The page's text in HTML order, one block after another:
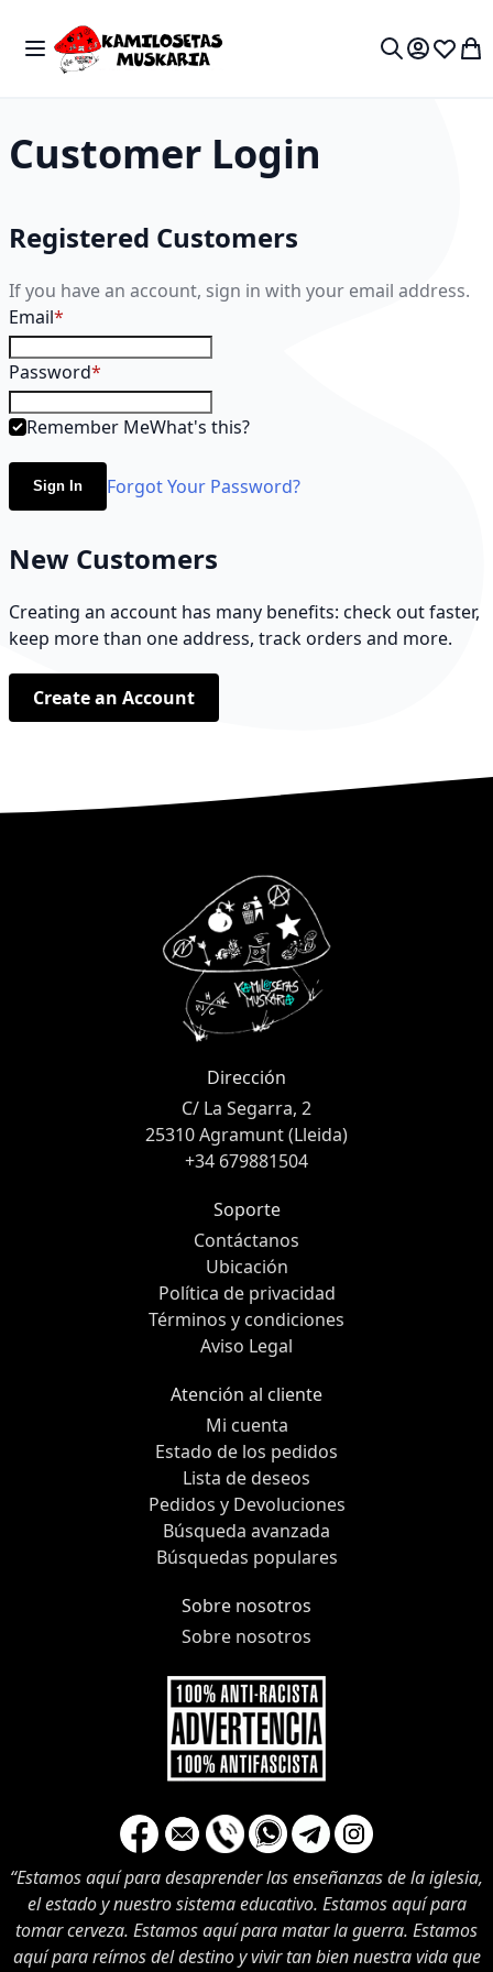
Toggle Nav
My
Customer Login
Registered Customers
If you have an account, sign in with your email address.
Email
Password
Remember MeWhat's this?
Sign In Forgot Your Password?
New Customers
Creating an account has many benefits: check out faster,
keep more than one address, track orders and more.
Create an Account
Dirección
C/ La Segarra, 2
25310 Agramunt (Lleida)
+34 679881504
Soporte
Contáctanos
Ubicación
Política de privacidad
Términos y condiciones
Aviso Legal
Atención al cliente
Mi cuenta
Estado de los pedidos
Lista de deseos
Pedidos y Devoluciones
Búsqueda avanzada
Búsquedas populares
Sobre nosotros
Sobre nosotros
“Estamos aquí para desaprender las enseñanzas de la iglesia,
el estado y nuestro sistema educativo. Estamos aquí para
tomar cerveza. Estamos aquí para matar la guerra. Estamos
aquí para reírnos del destino y vivir tan bien nuestra vida que